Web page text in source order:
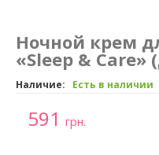
Ночной крем
«Sleep & Care»
Наличие: Есть в наличии
591 грн.